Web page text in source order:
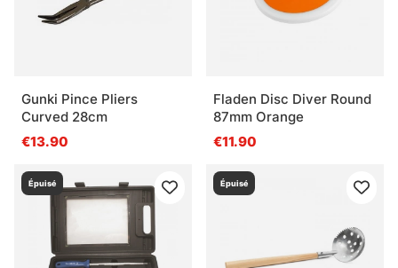
Gunki Pince Pliers
Curved 28cm
€13.90
Fladen Disc Diver Round
87mm Orange
€11.90
Épuisé Épuisé